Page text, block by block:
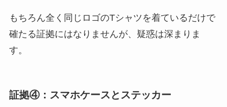
もちろん全く同じロゴのTシャツを着ているだけで
確たる証拠にはなりませんが、疑惑は深まりま
す。
証拠④：スマホケースとステッカー